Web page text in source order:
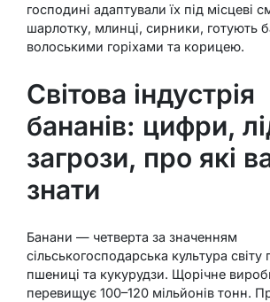
господині адаптували їх під місцеві
шарлотку, млинці, сирники, готують
волоськими горіхами та корицею.
Світова індустрія
бананів: цифри,
загрози, про які
знати
Банани — четверта за значенням
сільськогосподарська культура світу
пшениці та кукурудзи. Щорічне
перевищує 100–120 мільйонів тонн.